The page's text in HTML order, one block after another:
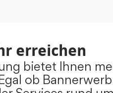
erreichen
bietet Ihnen
ob